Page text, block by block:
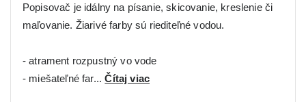
Popisovač je idálny na písanie, skicovanie, kreslenie či
maľovanie. Žiarivé farby sú riediteľné vodou.
- atrament rozpustný vo vode
- miešateľné far...Čítaj viac